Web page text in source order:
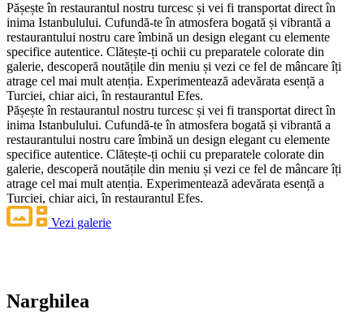
Pășește în restaurantul nostru turcesc și vei fi transportat direct în
inima Istanbulului. Cufundă-te în atmosfera bogată și vibrantă a
restaurantului nostru care îmbină un design elegant cu elemente
specifice autentice. Clătește-ți ochii cu preparatele colorate din
galerie, descoperă noutățile din meniu și vezi ce fel de mâncare îți
atrage cel mai mult atenția. Experimentează adevărata esență a
Turciei, chiar aici, în restaurantul Efes.
Pășește în restaurantul nostru turcesc și vei fi transportat direct în
inima Istanbulului. Cufundă-te în atmosfera bogată și vibrantă a
restaurantului nostru care îmbină un design elegant cu elemente
specifice autentice. Clătește-ți ochii cu preparatele colorate din
galerie, descoperă noutățile din meniu și vezi ce fel de mâncare îți
atrage cel mai mult atenția. Experimentează adevărata esență a
Turciei, chiar aici, în restaurantul Efes.
Vezi galerie
Narghilea